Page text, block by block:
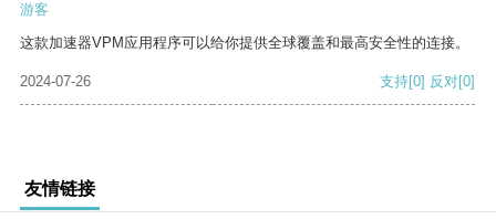
游客
这款加速器VPM应用程序可以给你提供全球覆盖和最高安全性的连接。
2024-07-26 支持[0] 反对[0]
友情链接